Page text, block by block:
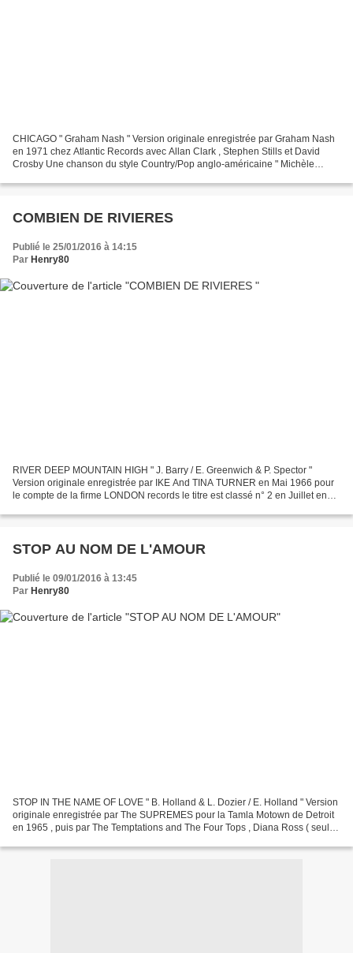
CHICAGO " Graham Nash " Version originale enregistrée par Graham Nash
en 1971 chez Atlantic Records avec Allan Clark , Stephen Stills et David
Crosby Une chanson du style Country/Pop anglo-américaine " Michèle
COMBIEN DE RIVIERES
Publié le 25/01/2016 à 14:15
Par Henry80
RIVER DEEP MOUNTAIN HIGH " J. Barry / E. Greenwich & P. Spector "
Version originale enregistrée par IKE And TINA TURNER en Mai 1966 pour
le compte de la firme LONDON records le titre est classé n° 2 en Juillet en
STOP AU NOM DE L'AMOUR
Publié le 09/01/2016 à 13:45
Par Henry80
STOP IN THE NAME OF LOVE " B. Holland & L. Dozier / E. Holland " Version
originale enregistrée par The SUPREMES pour la Tamla Motown de Detroit
en 1965 , puis par The Temptations and The Four Tops , Diana Ross ( seule ,